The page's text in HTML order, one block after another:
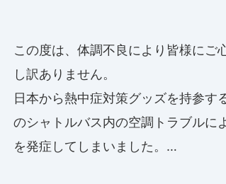
この度は、体調不良により皆様にご
し訳ありません。
日本から熱中症対策グッズを持参す
のシャトルバス内の空調トラブルに
を発症してしまいました。…